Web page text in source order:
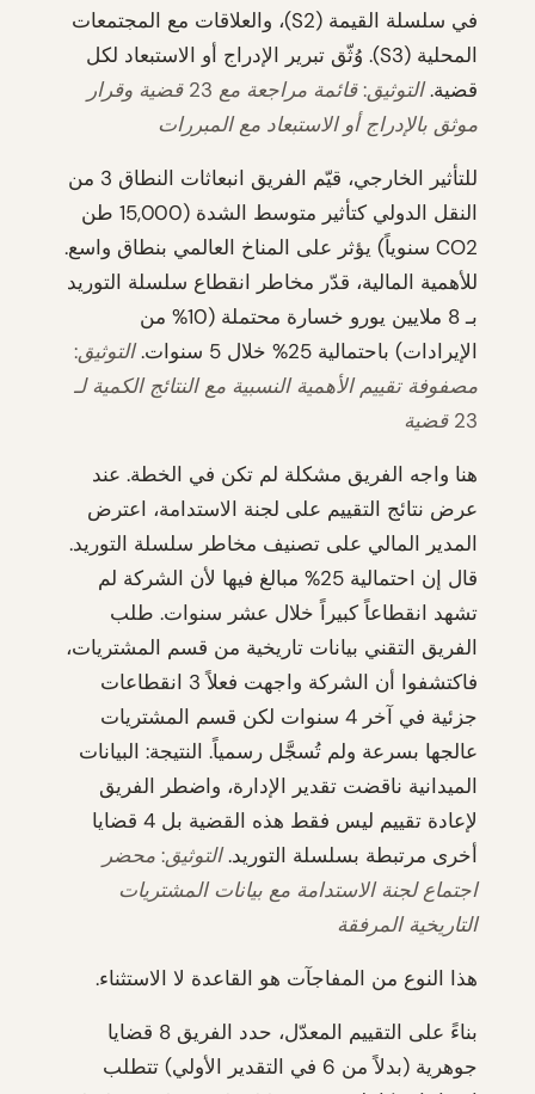
في سلسلة القيمة (S2)، والعلاقات مع المجتمعات
المحلية (S3). وُثّق تبرير الإدراج أو الاستبعاد لكل
قضية.
التوثيق: قائمة مراجعة مع 23 قضية وقرار
موثق بالإدراج أو الاستبعاد مع المبررات
للتأثير الخارجي، قيّم الفريق انبعاثات النطاق 3 من
النقل الدولي كتأثير متوسط الشدة (15,000 طن
CO2 سنوياً) يؤثر على المناخ العالمي بنطاق واسع.
للأهمية المالية، قدّر مخاطر انقطاع سلسلة التوريد
بـ 8 ملايين يورو خسارة محتملة (10% من
الإيرادات) باحتمالية 25% خلال 5 سنوات.
التوثيق:
مصفوفة تقييم الأهمية النسبية مع النتائج الكمية لـ
23 قضية
هنا واجه الفريق مشكلة لم تكن في الخطة. عند
عرض نتائج التقييم على لجنة الاستدامة، اعترض
المدير المالي على تصنيف مخاطر سلسلة التوريد.
قال إن احتمالية 25% مبالغ فيها لأن الشركة لم
تشهد انقطاعاً كبيراً خلال عشر سنوات. طلب
الفريق التقني بيانات تاريخية من قسم المشتريات،
فاكتشفوا أن الشركة واجهت فعلاً 3 انقطاعات
جزئية في آخر 4 سنوات لكن قسم المشتريات
عالجها بسرعة ولم تُسجَّل رسمياً. النتيجة: البيانات
الميدانية ناقضت تقدير الإدارة، واضطر الفريق
لإعادة تقييم ليس فقط هذه القضية بل 4 قضايا
أخرى مرتبطة بسلسلة التوريد.التوثيق: محضر
اجتماع لجنة الاستدامة مع بيانات المشتريات
التاريخية المرفقة
هذا النوع من المفاجآت هو القاعدة لا الاستثناء.
بناءً على التقييم المعدّل، حدد الفريق 8 قضايا
جوهرية (بدلاً من 6 في التقدير الأولي) تتطلب